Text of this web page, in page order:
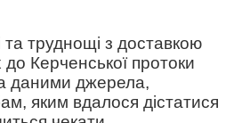
та труднощі з доставкою
до Керченської протоки
даними джерела,
яким вдалося дістатися